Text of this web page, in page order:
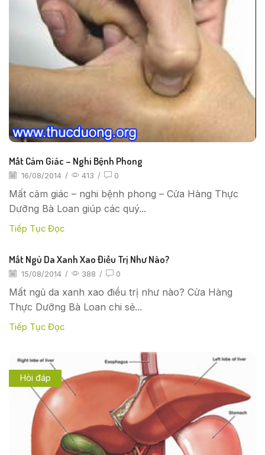
Mất Cảm Giác – Nghi Bệnh Phong
16/08/2014 / 413 / 0
Mất cảm giác – nghi bệnh phong – Cửa Hàng Thực
Dưỡng Bà Loan giúp các quý...
Tiếp Tục Đọc
Mất Ngủ Da Xanh Xao Điều Trị Như Nào?
15/08/2014 / 388 / 0
Mất ngủ da xanh xao điều trị như nào? Cửa Hàng
Thực Dưỡng Bà Loan chi sẻ...
Tiếp Tục Đọc
Hỏi đáp